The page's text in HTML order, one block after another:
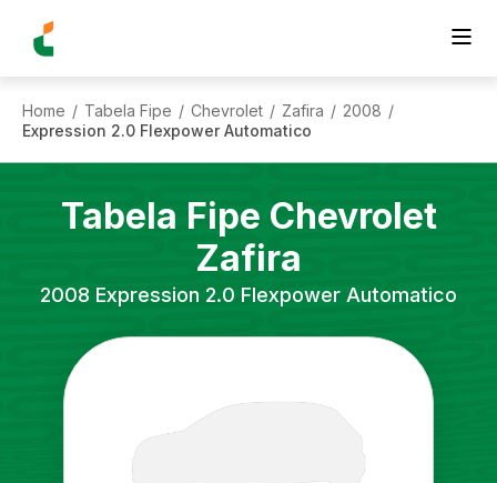
Home / Tabela Fipe / Chevrolet / Zafira / 2008 /
Expression 2.0 Flexpower Automatico
Tabela Fipe Chevrolet
Zafira
2008 Expression 2.0 Flexpower Automatico